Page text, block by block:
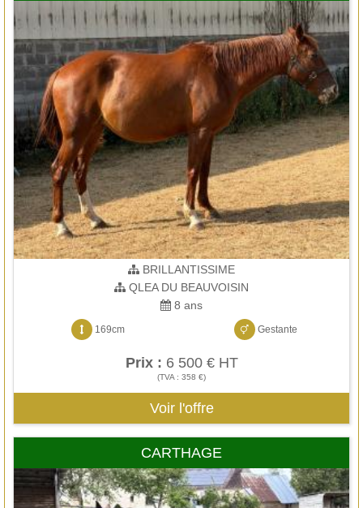
BRILLANTISSIME
QLEA DU BEAUVOISIN
8 ans
169cm Gestante
Prix : 6 500 € HT
(TVA : 358 €)
Voir l'offre
CARTHAGE